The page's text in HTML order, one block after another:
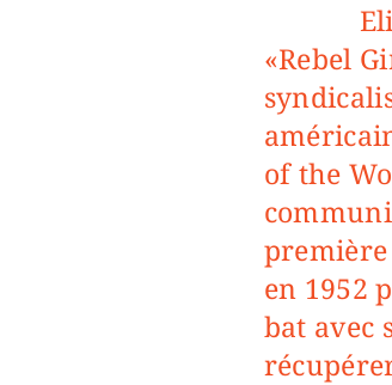
Elizabeth Gurley Flynn, surnommée
«Rebel
of the
première
en 1952
bat avec